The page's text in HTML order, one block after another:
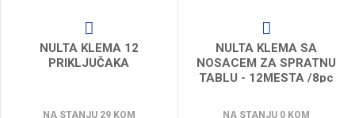
NULTA KLEMA 12
PRIKLJUČAKA
NA STANJU 29 KOM
NULTA KLEMA SA
NOSACEM ZA SPRATNU
TABLU - 12MESTA /8pc
NA STANJU 0 KOM